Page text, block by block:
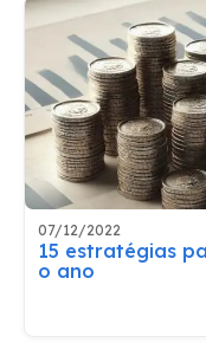
07/12/2022
15 estratégias
o ano